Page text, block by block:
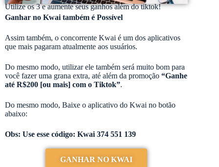
Ganhar no Kwai também é Possível
Utilize os 3 e aumente seus ganhos além do tiktok!
Assim também, o concorrente Kwai é um dos aplicativos
que mais pagaram atualmente aos usuários.
Do mesmo modo, utilizar ele também será muito bom para
você fazer uma grana extra, até além da promoção “Ganhe
até R$200 [ou mais] com o Tiktok​”.
Do mesmo modo, Baixe o aplicativo do Kwai no botão
abaixo:
Obs: Use esse código: Kwai 374 551 139
GANHAR NO KWAI